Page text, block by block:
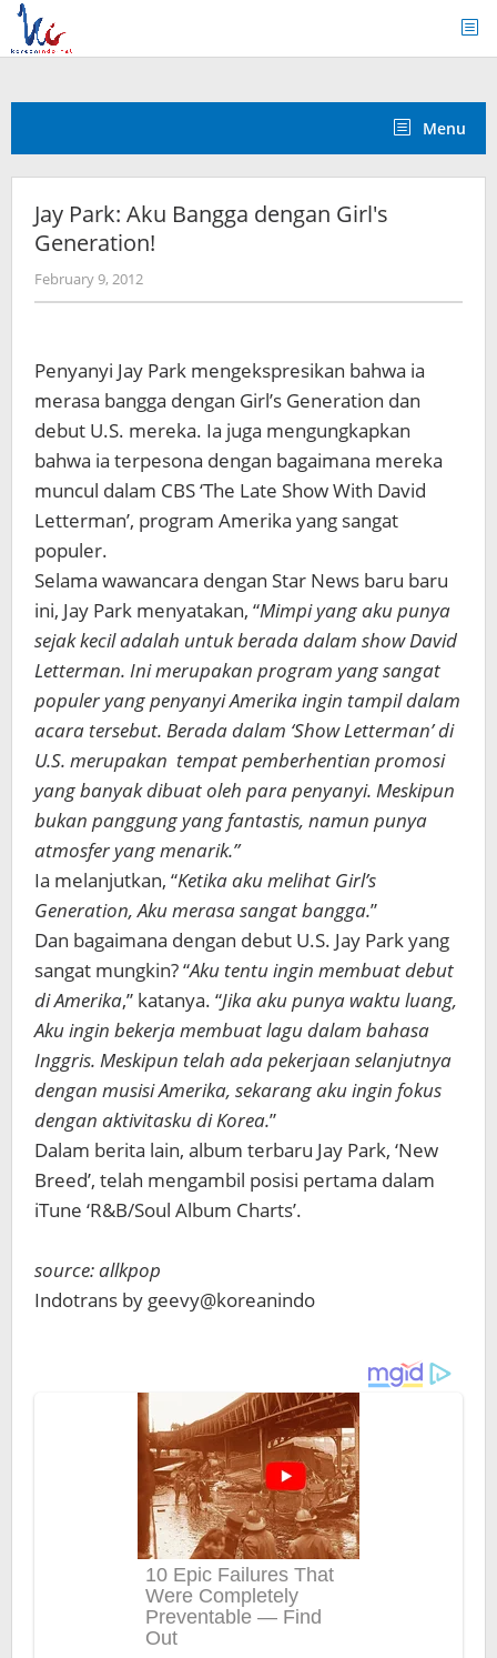
Skip
content
Menu
Jay Park: Aku Bangga dengan Girl's
Generation!
February 9, 2012by
Koreanindo
Penyanyi Jay Park mengekspresikan bahwa ia
merasa bangga dengan Girl’s Generation dan
debut U.S. mereka. Ia juga mengungkapkan
bahwa ia terpesona dengan bagaimana mereka
muncul dalam CBS ‘The Late Show With David
Letterman’, program Amerika yang sangat
populer.
Selama wawancara dengan Star News baru baru
ini, Jay Park menyatakan, “Mimpi yang aku punya
sejak kecil adalah untuk berada dalam show David
Letterman. Ini merupakan program yang sangat
populer yang penyanyi Amerika ingin tampil dalam
acara tersebut. Berada dalam ‘Show Letterman’ di
U.S. merupakan tempat pemberhentian promosi
yang banyak dibuat oleh para penyanyi. Meskipun
bukan panggung yang fantastis, namun punya
atmosfer yang menarik.”
Ia melanjutkan, “Ketika aku melihat Girl’s
Generation, Aku merasa sangat bangga.”
Dan bagaimana dengan debut U.S. Jay Park yang
sangat mungkin? “Aku tentu ingin membuat debut
di Amerika,” katanya. “Jika aku punya waktu luang,
Aku ingin bekerja membuat lagu dalam bahasa
Inggris. Meskipun telah ada pekerjaan selanjutnya
dengan musisi Amerika, sekarang aku ingin fokus
dengan aktivitasku di Korea.”
Dalam berita lain, album terbaru Jay Park, ‘New
Breed’, telah mengambil posisi pertama dalam
iTune ‘R&B/Soul Album Charts’.
source: allkpop
Indotrans by geevy@koreanindo